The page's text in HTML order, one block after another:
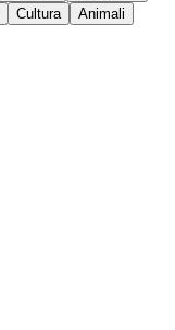
Cultura
Animali